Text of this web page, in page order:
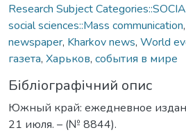
Research Subject
social sciences::Mass communication,
newspaper, Kharkov news, World
газета, Харьков, события в мире
Бібліографічний опис
Южный край: ежедневное
21 июля. – (№ 8844).